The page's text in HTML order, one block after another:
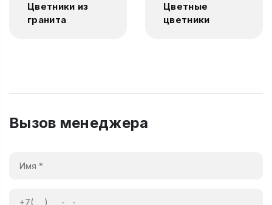
Цветники из
гранита
Цветные
цветники
Вызов менеджера